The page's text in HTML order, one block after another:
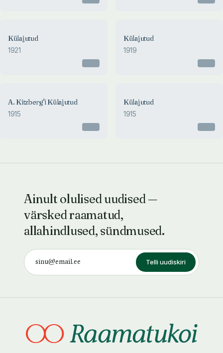
Külajutud
1921
Külajutud
1919
A. Kitzberg'i Külajutud
1915
Külajutud
1915
Ainult olulised uudised —
värsked raamatud,
allahindlused, sündmused.
Telli uudiskiri